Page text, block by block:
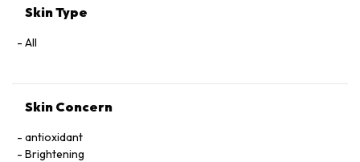
Disodium EDTA, Phenoxyethanol.
Skin Type
All
Skin Concern
antioxidant
Brightening